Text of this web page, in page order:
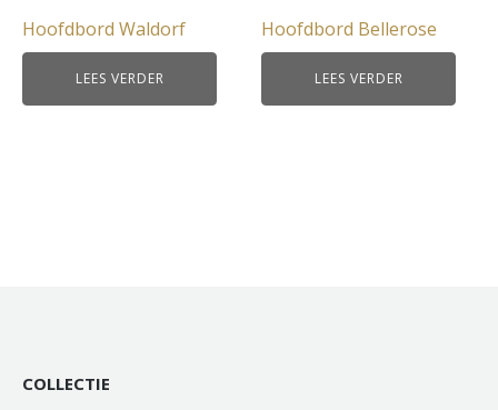
Hoofdbord Waldorf
LEES VERDER
Hoofdbord Bellerose
LEES VERDER
COLLECTIE